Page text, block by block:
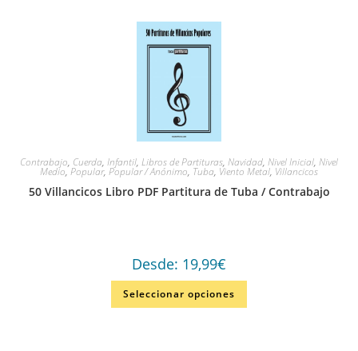
Contrabajo, Cuerda, Infantil, Libros de Partituras, Navidad, Nivel Inicial, Nivel
Medio,Popular, Popular / Anónimo, Tuba, Viento Metal, Villancicos
50 Villancicos Libro PDF Partitura de Tuba / Contrabajo
Desde: 19,99€
Seleccionar opciones